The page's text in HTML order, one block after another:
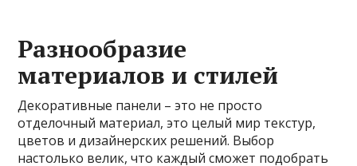
Разнообразие
материалов и стилей
Декоративные панели – это не просто
отделочный материал, это целый мир текстур,
цветов и дизайнерских решений. Выбор
настолько велик, что каждый сможет подобрать